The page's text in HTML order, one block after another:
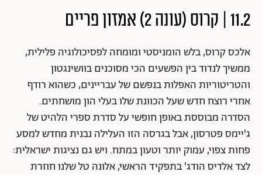
11.2 | קרוס (עונה 2) אמזון פריים
אלכס קרוס, בלש הומניסטי ומומחה לפסיכולוגיה פלילית,
ממשיך לנדוד בין הפשעים הכי מסוכנים בוושינגטון
והטריטוריות האפלות בנפשם של עבריינים, כשהוא רודף
אחרי רוצח חדש שעל הכוונת שלו בעלי הון מושחתים.
הסדרה מבוססת באופן חופשי על סדרת ספרי הלהיט של
ג'יימס פטרסון, אבל בגרסה הזו העלילה נבנית מחדש למסע
פחות צפוי, עמוק יותר וטעון במתח. ויש גם נציגות ישראלית:
לצד אלדיס הודג' בתפקיד הראשי, אלונה טל שלנו חוזרת